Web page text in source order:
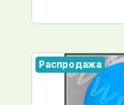
Распродажа